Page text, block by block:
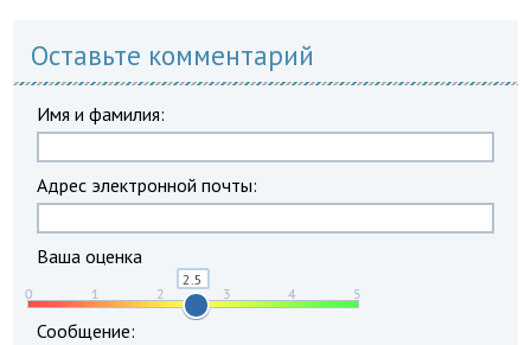
Оставьте комментарий
Имя и фамилия:
Адрес электронной почты:
Ваша оценка
Сообщение: